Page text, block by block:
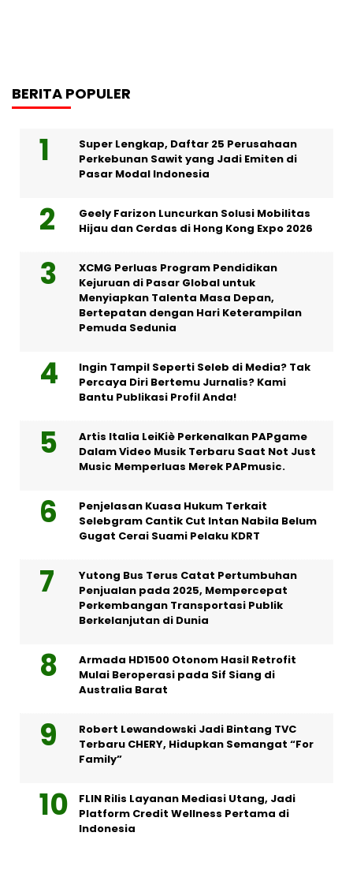
BERITA POPULER
Super Lengkap, Daftar 25 Perusahaan
Perkebunan Sawit yang Jadi Emiten di
Pasar Modal Indonesia
Geely Farizon Luncurkan Solusi Mobilitas
Hijau dan Cerdas di Hong Kong Expo 2026
XCMG Perluas Program Pendidikan
Kejuruan di Pasar Global untuk
Menyiapkan Talenta Masa Depan,
Bertepatan dengan Hari Keterampilan
Pemuda Sedunia
Ingin Tampil Seperti Seleb di Media? Tak
Percaya Diri Bertemu Jurnalis? Kami
Bantu Publikasi Profil Anda!
Artis Italia LeiKiè Perkenalkan PAPgame
Dalam Video Musik Terbaru Saat Not Just
Music Memperluas Merek PAPmusic.
Penjelasan Kuasa Hukum Terkait
Selebgram Cantik Cut Intan Nabila Belum
Gugat Cerai Suami Pelaku KDRT
Yutong Bus Terus Catat Pertumbuhan
Penjualan pada 2025, Mempercepat
Perkembangan Transportasi Publik
Berkelanjutan di Dunia
Armada HD1500 Otonom Hasil Retrofit
Mulai Beroperasi pada Sif Siang di
Australia Barat
Robert Lewandowski Jadi Bintang TVC
Terbaru CHERY, Hidupkan Semangat “For
Family”
FLIN Rilis Layanan Mediasi Utang, Jadi
Platform Credit Wellness Pertama di
Indonesia